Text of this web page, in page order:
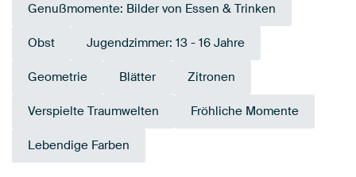
Genußmomente: Bilder von Essen & Trinken
Obst Jugendzimmer: 13 - 16 Jahre
Geometrie Blätter Zitronen
Verspielte Traumwelten Fröhliche Momente
Lebendige Farben